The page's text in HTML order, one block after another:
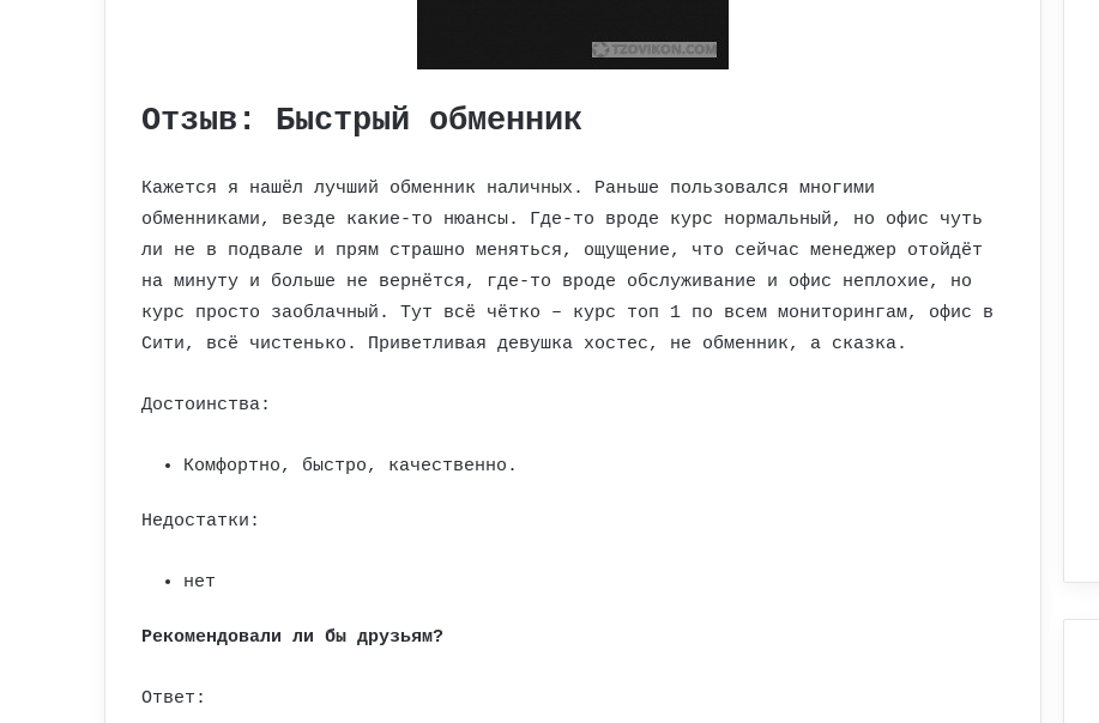
Отзыв: Быстрый обменник
Кажется я нашёл лучший обменник наличных. Раньше пользовался многими
обменниками, везде какие-то нюансы. Где-то вроде курс нормальный, но офис чуть
ли не в подвале и прям страшно меняться, ощущение, что сейчас менеджер отойдёт
на минуту и больше не вернётся, где-то вроде обслуживание и офис неплохие, но
курс просто заоблачный. Тут всё чётко – курс топ 1 по всем мониторингам, офис в
Сити, всё чистенько. Приветливая девушка хостес, не обменник, а сказка.
Достоинства:
Комфортно, быстро, качественно.
Недостатки:
нет
Рекомендовали ли бы друзьям?
Ответ: